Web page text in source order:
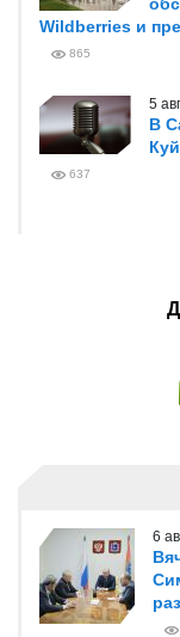
Wildberries и
865
5
В
637
6